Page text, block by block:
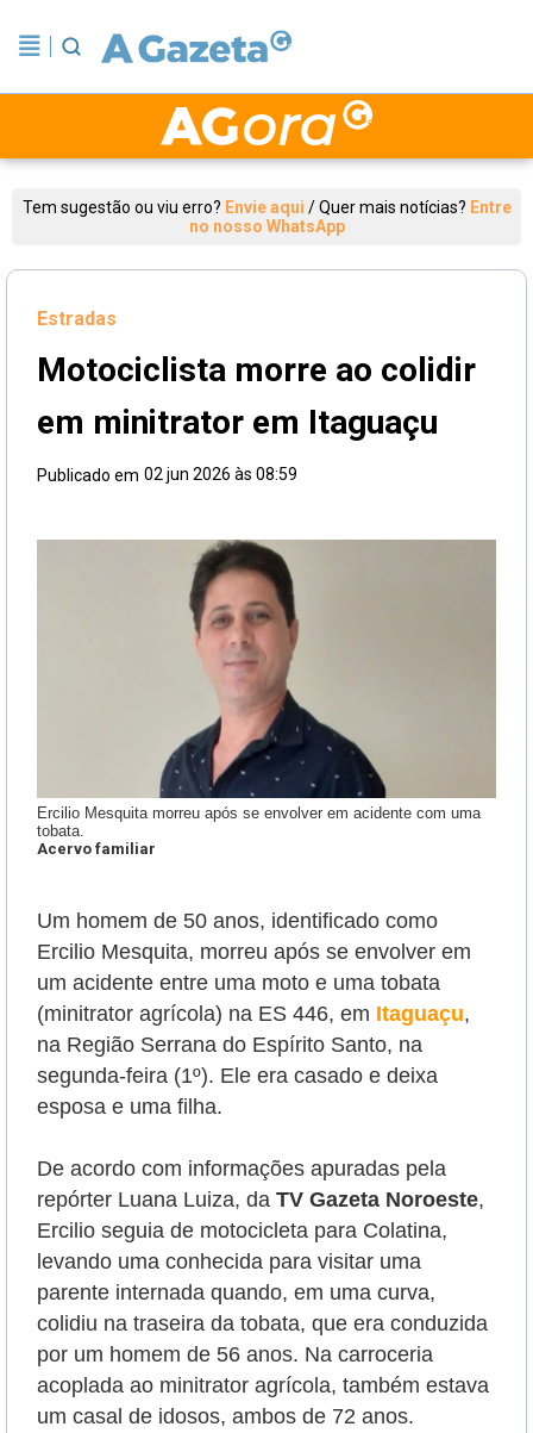
Tem sugestão ou viu erro? Envie aqui /Quer mais notícias? Entre
no nosso WhatsApp
Estradas
Motociclista morre ao colidir
em minitrator em Itaguaçu
Publicado em 02 jun 2026 às 08:59
Ercilio Mesquita morreu após se envolver em acidente com uma
tobata.
Acervo familiar
Um homem de 50 anos, identificado como
Ercilio Mesquita, morreu após se envolver em
um acidente entre uma moto e uma tobata
(minitrator agrícola) na ES 446, em Itaguaçu,
na Região Serrana do Espírito Santo, na
segunda-feira (1º). Ele era casado e deixa
esposa e uma filha.
De acordo com informações apuradas pela
repórter Luana Luiza, da TV Gazeta Noroeste,
Ercilio seguia de motocicleta para Colatina,
levando uma conhecida para visitar uma
parente internada quando, em uma curva,
colidiu na traseira da tobata, que era conduzida
por um homem de 56 anos. Na carroceria
acoplada ao minitrator agrícola, também estava
um casal de idosos, ambos de 72 anos.